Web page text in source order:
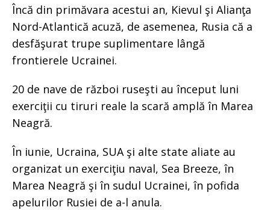
Încă din primăvara acestui an, Kievul şi Alianţa
Nord-Atlantică acuză, de asemenea, Rusia că a
desfăşurat trupe suplimentare lângă
frontierele Ucrainei.
20 de nave de război ruseşti au început luni
exerciţii cu tiruri reale la scară amplă în Marea
Neagră.
În iunie, Ucraina, SUA şi alte state aliate au
organizat un exerciţiu naval, Sea Breeze, în
Marea Neagră şi în sudul Ucrainei, în pofida
apelurilor Rusiei de a-l anula.